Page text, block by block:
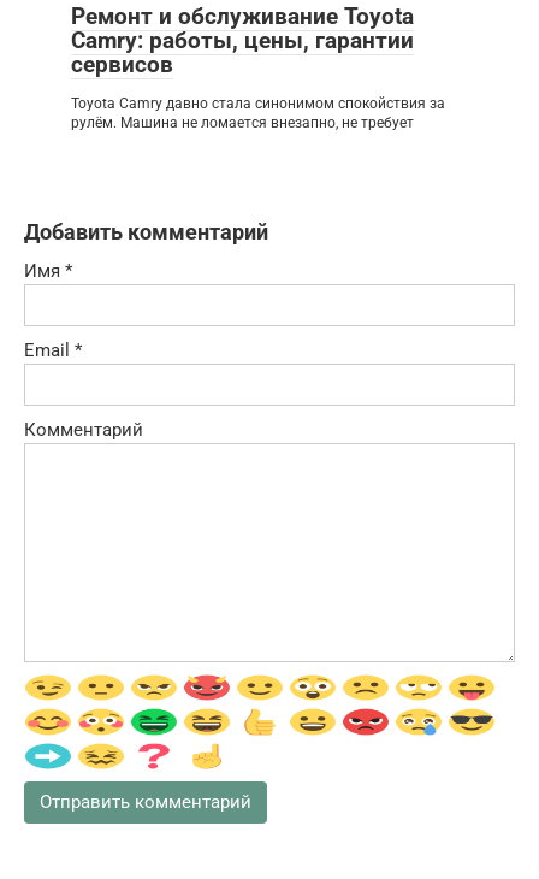
Ремонт и обслуживание Toyota
Camry: работы, цены, гарантии
сервисов
Toyota Camry давно стала синонимом спокойствия за
рулём. Машина не ломается внезапно, не требует
Добавить комментарий
Имя *
Email *
Комментарий